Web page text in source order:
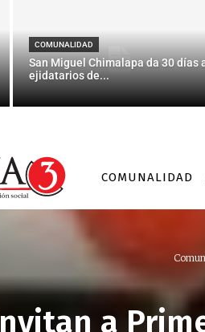
COMUNALIDAD
San Miguel Chimalapa da 30 días
ejidatarios de...
COMUNALIDAD
a